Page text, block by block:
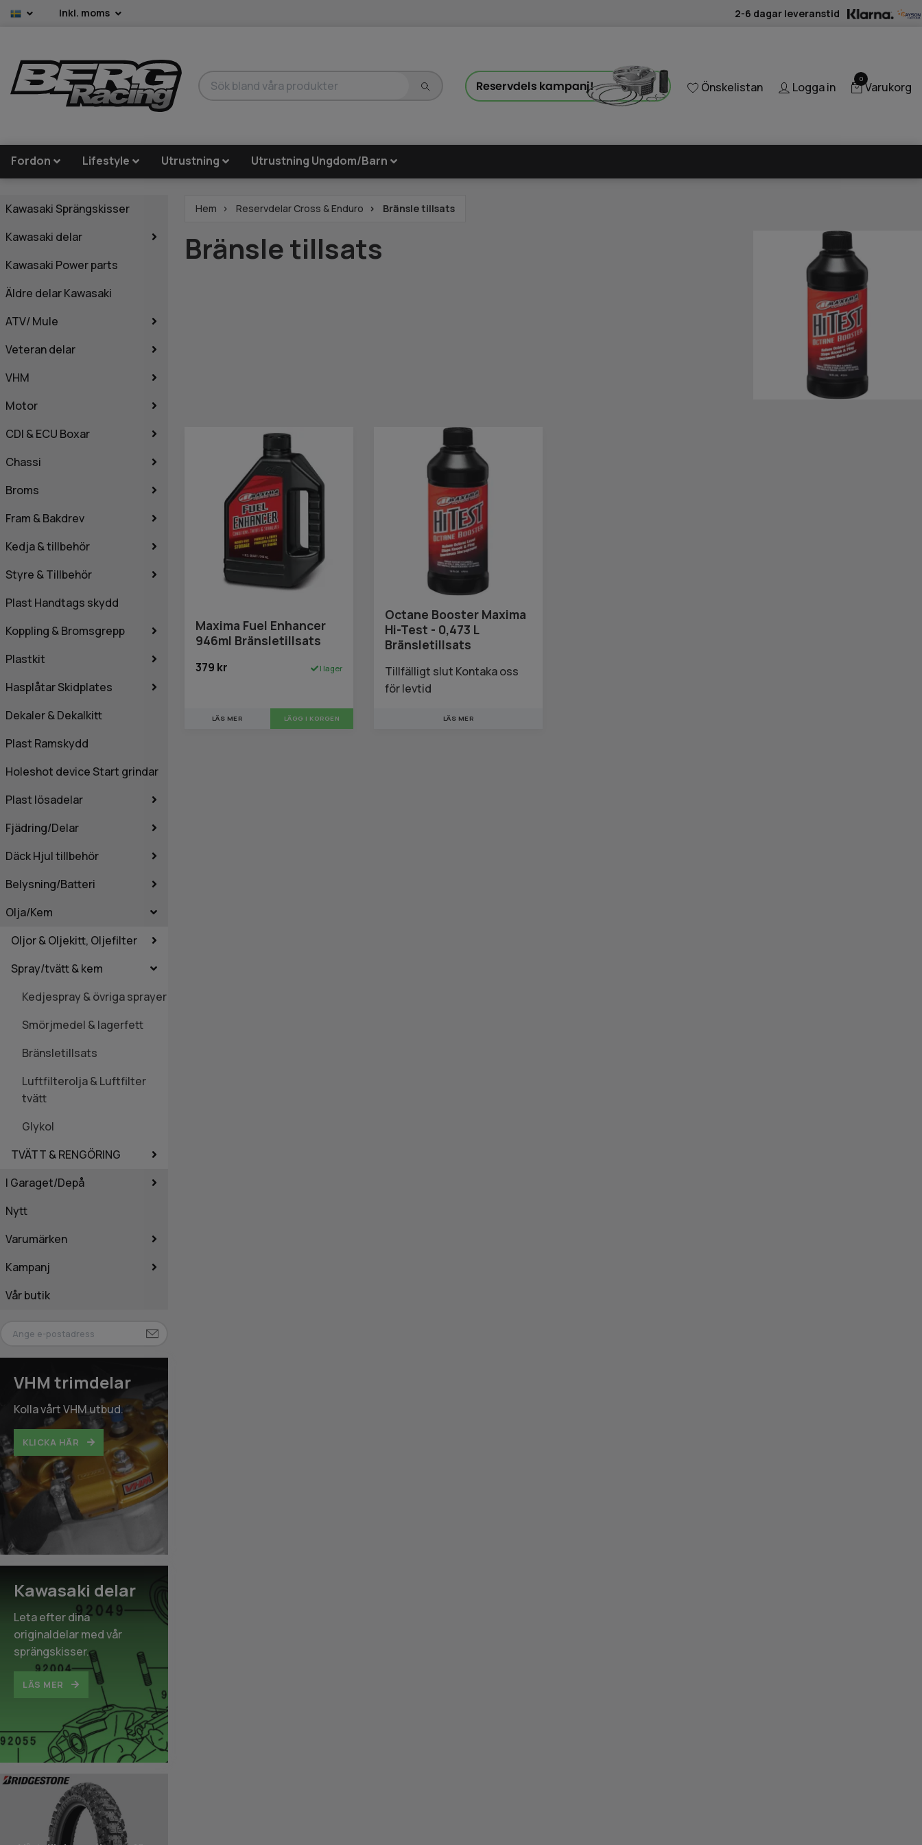
Inkl. moms 2-6 dagar leveranstid
Önskelistan Logga in
0
Varukorg
Fordon Lifestyle Utrustning Utrustning Ungdom/Barn
Kawasaki Sprängskisser
Kawasaki delar
Kawasaki Power parts
Äldre delar Kawasaki
ATV/ Mule
Veteran delar
VHM
Motor
CDI & ECU Boxar
Chassi
Broms
Fram & Bakdrev
Kedja & tillbehör
Styre & Tillbehör
Plast Handtags skydd
Koppling & Bromsgrepp
Plastkit
Hasplåtar Skidplates
Dekaler & Dekalkitt
Plast Ramskydd
Holeshot device Start grindar
Plast lösadelar
Fjädring/Delar
Däck Hjul tillbehör
Belysning/Batteri
Olja/Kem
Oljor & Oljekitt, Oljefilter
Spray/tvätt & kem
Kedjespray & övriga sprayer
Smörjmedel & lagerfett
Bränsletillsats
Luftfilterolja & Luftfilter
tvätt
Glykol
TVÄTT & RENGÖRING
I Garaget/Depå
Nytt
Varumärken
Kampanj
Vår butik
VHM trimdelar
Kolla vårt VHM utbud.
KLICKA HÄR
Kawasaki delar
Leta efter dina
originaldelar med vår
sprängskisser.
LÄS MER
Hem Reservdelar Cross & Enduro Bränsle tillsats
Bränsle tillsats
Maxima Fuel Enhancer
946ml Bränsletillsats
379 kr I lager
LÄS MER
Octane Booster Maxima
Hi-Test - 0,473 L
Bränsletillsats
Tillfälligt slut Kontaka oss
för levtid
LÄS MER